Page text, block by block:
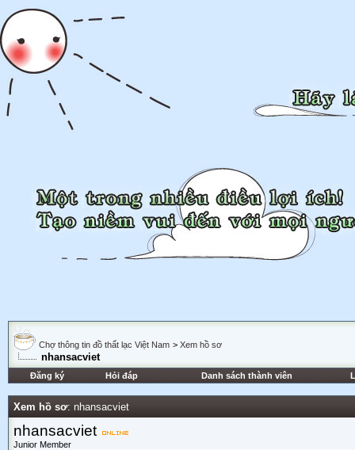
Chợ thông tin đồ thất lạc Việt Nam > Xem hồ sơ
nhansacviet
Đăng ký Hỏi đáp Danh sách thành viên
Xem hồ sơ: nhansacviet
nhansacviet
Junior Member